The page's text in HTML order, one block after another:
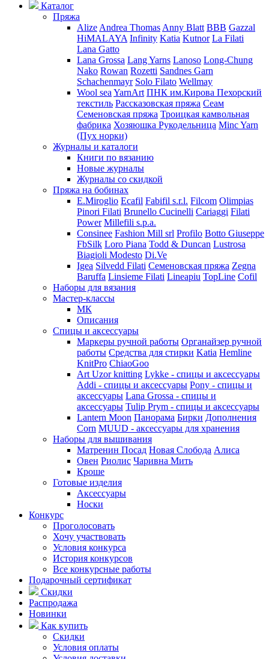
Каталог
Пряжа
Alize Andrea Thomas Anny Blatt BBB Gazzal
HiMALAYA Infinity Katia Kutnor La Filati
Lana Gatto
Lana Grossa Lang Yarns Lanoso Long-Chung
Nako Rowan Rozetti Sandnes Garn
Schachenmayr Solo Filato Wellmay
Wool sea YarnArt ПНК им.Кирова Пехорский
текстиль Рассказовская пряжа Сеам
Семеновская пряжа Троицкая камвольная
фабрика Хозяюшка Рукодельница Minc Yarn
(Пух норки)
Журналы и каталоги
Книги по вязанию
Новые журналы
Журналы со скидкой
Пряжа на бобинах
E.Miroglio Ecafil Fabifil s.r.l. Filcom Olimpias
Pinori Filati Brunello Cucinelli Cariaggi Filati
Power Millefili s.p.a.
Consinee Fashion Mill srl Profilo Botto Giuseppe
FbSilk Loro Piana Todd & Duncan Lustrosa
Biagioli Modesto Di.Ve
Igea Silvedd Filati Семеновская пряжа Zegna
Baruffa Linsieme Filati Lineapiu TopLine Cofil
Наборы для вязания
Мастер-классы
МК
Описания
Спицы и аксессуары
Маркеры ручной работы Органайзер ручной
работы Средства для стирки Katia Hemline
KnitPro ChiaoGoo
Art Uzor knitting Lykke - спицы и аксессуары
Addi - спицы и аксессуары Pony - спицы и
аксессуары Lana Grossa - спицы и
аксессуары Tulip Prym - спицы и аксессуары
Lantern Moon Панорама Бирки Дополнения
Corn MUUD - аксессуары для хранения
Наборы для вышивания
Матренин Посад Новая Слобода Алиса
Овен Риолис Чаривна Мить
Кроше
Готовые изделия
Аксессуары
Носки
Конкурс
Проголосовать
Хочу участвовать
Условия конкурса
История конкурсов
Все конкурсные работы
Подарочный сертификат
Скидки
Распродажа
Новинки
Как купить
Скидки
Условия оплаты